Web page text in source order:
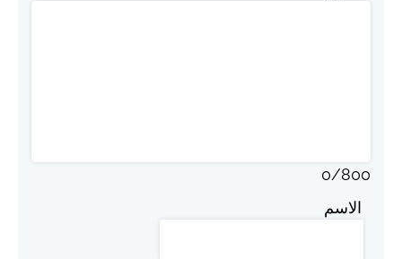
0/800
الاسم